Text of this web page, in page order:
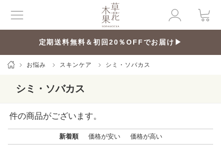
定期送料無料＆初回20％OFFでお届け▶
お悩み スキンケア シミ・ソバカス
シミ・ソバカス
件の商品がございます。
新着順 価格が安い 価格が高い